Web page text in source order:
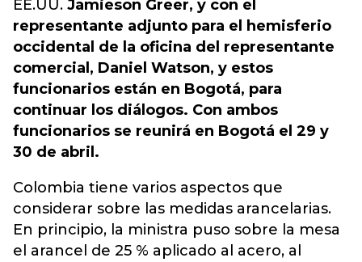
EE.UU. Jamieson Greer, y con el
representante adjunto para el hemisferio
occidental de la oficina del representante
comercial, Daniel Watson, y estos
funcionarios están en Bogotá, para
continuar los diálogos. Con ambos
funcionarios se reunirá en Bogotá el 29 y
30 de abril.
Colombia tiene varios aspectos que
considerar sobre las medidas arancelarias.
En principio, la ministra puso sobre la mesa
el arancel de 25 % aplicado al acero, al